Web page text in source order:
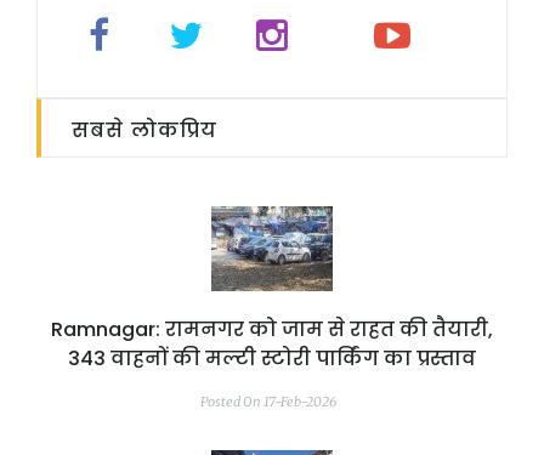
सबसे लोकप्रिय
Ramnagar: रामनगर को जाम से राहत की तैयारी,
343 वाहनों की मल्टी स्टोरी पार्किंग का प्रस्ताव
Posted On 17-Feb-2026